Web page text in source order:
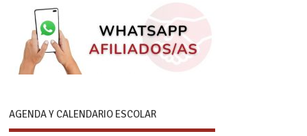
AGENDA Y CALENDARIO ESCOLAR